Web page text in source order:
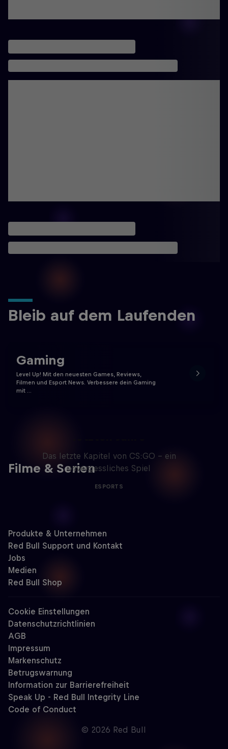
Bleib auf dem Laufenden
Gaming
Level Up! Mit den neuesten Games, Reviews,
Filmen und Esport News. Verbessere dein Gaming
mit …
Filme & Serien
Das letzte Kapitel von CS:GO - ein
unvergessliches Spiel
ESPORTS